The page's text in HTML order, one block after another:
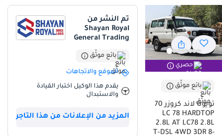
حصري
بائع موثّق
تويوتا لاند كروزر 70
LC 78 HARDTOP
2.8L AT LC78 2.8L
T-DSL 4WD 3DR 8-
تم النشر من
Shayan Royal
General Trading
بائع موثّق
الموقع والاتجاهات
يقدم هذا الوكيل اختبار القيادة
والاستبدال
المزيد من الإعلانات من هذا التاجر
مؤهلة فعلياً للسير على الطرق الوعرة
أقل نسبة انخفاض في القيمة في الفئة
أقل تكلفة تشغيل في الفئة
تعتبر هذه السيارة تجسيداً للقوة والاعتمادية التي لا تضاهى في السوق
الخليجي، حيث تجمع بين منصة الأسطورة التاريخية وناقل حركة أوتوماتيكي
حديث يوفر راحة أكبر في القيادة اليومية. تأتي بمواصفات خليجية رسمية